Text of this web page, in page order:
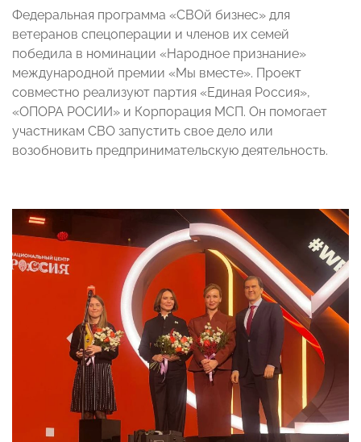
Федеральная программа «СВОй бизнес» для
ветеранов спецоперации и членов их семей
победила в номинации «Народное признание»
международной премии «Мы вместе». Проект
совместно реализуют партия «Единая Россия»,
«ОПОРА РОСИИ» и Корпорация МСП. Он помогает
участникам СВО запустить свое дело или
возобновить предпринимательскую деятельность.